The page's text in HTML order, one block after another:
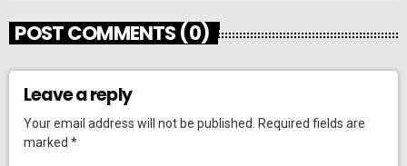
POST COMMENTS (0)
Leave a reply
Your email address will not be published. Required fields are
marked *